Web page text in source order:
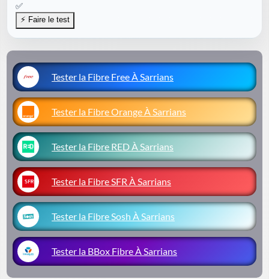
✅
Tester la Fibre Free À Sarrians
Tester la Fibre Orange À Sarrians
Tester la Fibre RED À Sarrians
Tester la Fibre SFR À Sarrians
Tester la Fibre Sosh À Sarrians
Tester la BBox Fibre À Sarrians